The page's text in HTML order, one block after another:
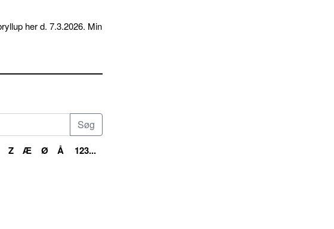
her d. 7.3.2026. Min
Z Æ Ø Å 123...